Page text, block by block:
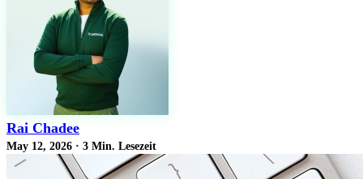
Rai Chadee
May 12, 2026 · 3 Min. Lesezeit